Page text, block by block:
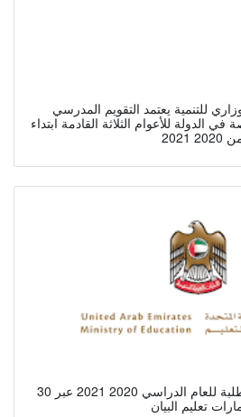
للتنمية يعتمد التقويم المدرسي
الدولة للأعوام الثلاثة القادمة ابتداء
2021
30 أغسطس المقبل دوام الطلبة للعام الدراسي 2020 2021 عبر
تعليم البيان